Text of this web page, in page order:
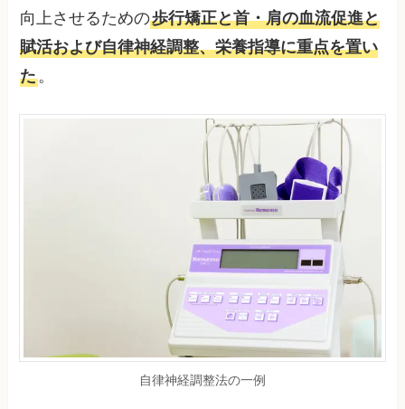
向上させるための歩行矯正と首・肩の血流促進と
賦活および自律神経調整、栄養指導に重点を置い
た。
自律神経調整法の一例